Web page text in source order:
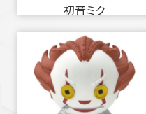
初音ミク